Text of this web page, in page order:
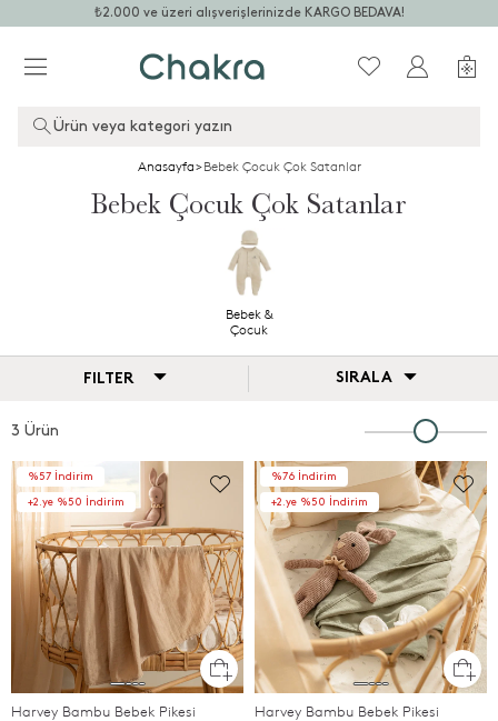
₺2.000 ve üzeri alışverişlerinizde KARGO BEDAVA!
Ürün veya kategori yazın
Anasayfa>Bebek Çocuk Çok Satanlar
Bebek Çocuk Çok Satanlar
Bebek &
Çocuk
FILTER SIRALA
3 Ürün
%57 İndirim
+2.ye %50 İndirim
Harvey Bambu Bebek Pikesi
%76 İndirim
+2.ye %50 İndirim
Harvey Bambu Bebek Pikesi